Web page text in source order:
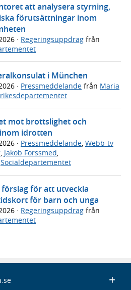
att analysera styrning,
förutsättningar inom
· Regeringsuppdrag från
i München
· Pressmeddelande från Maria
mot brottslighet och
idrotten
· Pressmeddelande, Webb-tv
, Jakob Forssmed,
Socialdepartementet
för att utveckla
för barn och unga
· Regeringsuppdrag från